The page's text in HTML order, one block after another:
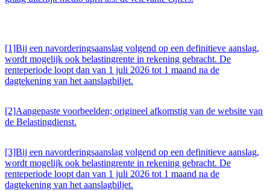
[1]Bij een navorderingsaanslag volgend op een definitieve aanslag,
wordt mogelijk ook belastingrente in rekening gebracht. De
renteperiode loopt dan van 1 juli 2026 tot 1 maand na de
dagtekening van het aanslagbiljet.
[2]Aangepaste voorbeelden; origineel afkomstig van de website van
de Belastingdienst.
[3]Bij een navorderingsaanslag volgend op een definitieve aanslag,
wordt mogelijk ook belastingrente in rekening gebracht. De
renteperiode loopt dan van 1 juli 2026 tot 1 maand na de
dagtekening van het aanslagbiljet.